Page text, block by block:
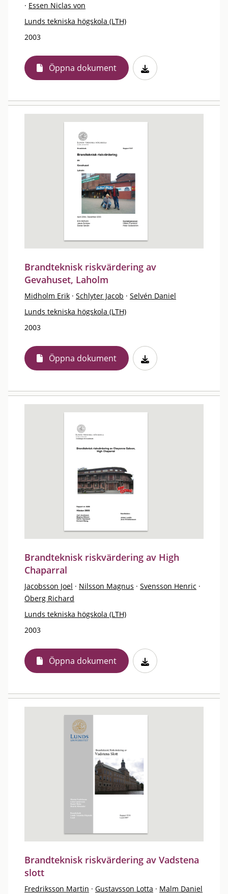
· Essen Niclas von
Lunds tekniska högskola (LTH)
2003
Öppna dokument
Brandteknisk riskvärdering av
Gevahuset, Laholm
Midholm Erik · Schlyter Jacob · Selvén Daniel
Lunds tekniska högskola (LTH)
2003
Öppna dokument
Brandteknisk riskvärdering av High
Chaparral
Jacobsson Joel · Nilsson Magnus · Svensson Henric ·
Öberg Richard
Lunds tekniska högskola (LTH)
2003
Öppna dokument
Brandteknisk riskvärdering av Vadstena
slott
Fredriksson Martin · Gustavsson Lotta · Malm Daniel